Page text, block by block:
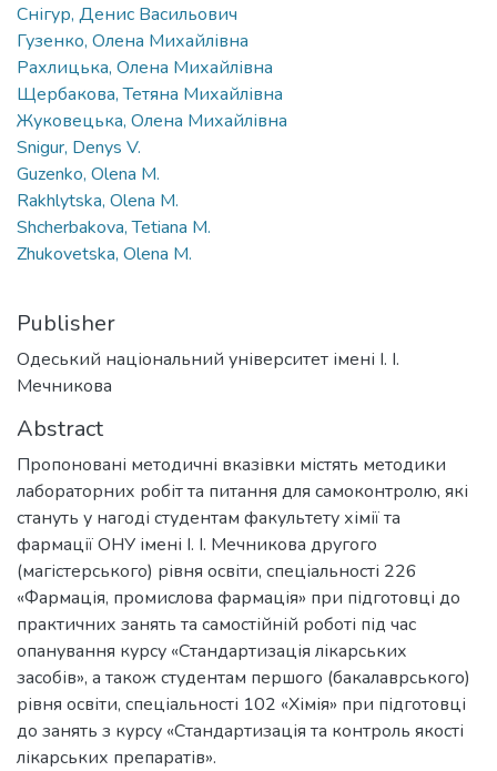
Снігур, Денис Васильович
Гузенко, Олена Михайлівна
Рахлицька, Олена Михайлівна
Щербакова, Тетяна Михайлівна
Жуковецька, Олена Михайлівна
Snigur, Denys V.
Guzenko, Olena M.
Rakhlytska, Olena M.
Shcherbakova, Tetiana M.
Zhukovetska, Olena M.
Publisher
Одеський національний університет імені І. І.
Мечникова
Abstract
Пропоновані методичні вказівки містять методики
лабораторних робіт та питання для самоконтролю, які
стануть у нагоді студентам факультету хімії та
фармації ОНУ імені І. І. Мечникова другого
(магістерського) рівня освіти, спеціальності 226
«Фармація, промислова фармація» при підготовці до
практичних занять та самостійній роботі під час
опанування курсу «Стандартизація лікарських
засобів», а також студентам першого (бакалаврського)
рівня освіти, спеціальності 102 «Хімія» при підготовці
до занять з курсу «Стандартизація та контроль якості
лікарських препаратів».